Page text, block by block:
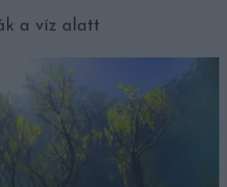
a víz alatt